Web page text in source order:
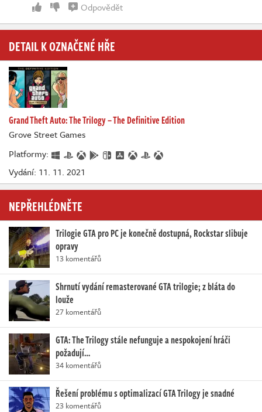
Odpovědět
DETAIL K OZNAČENÉ HŘE
Grand Theft Auto: The Trilogy – The Definitive Edition
Grove Street Games
Platformy:
Vydání: 11. 11. 2021
NEPŘEHLÉDNĚTE
Trilogie GTA pro PC je konečně dostupná, Rockstar slibuje
opravy
13 komentářů
Shrnutí vydání remasterované GTA trilogie; z bláta do
louže
27 komentářů
GTA: The Trilogy stále nefunguje a nespokojení hráči
požadují…
34 komentářů
Řešení problému s optimalizací GTA Trilogy je snadné
23 komentářů